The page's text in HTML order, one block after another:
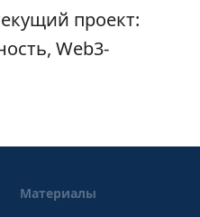
проект:
Web3-
Материалы